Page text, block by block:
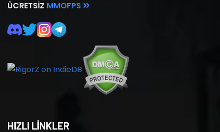
ÜCRETSIZ MMOFPS
HIZLI LİNKLER